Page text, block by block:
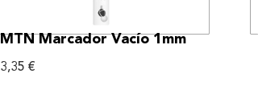
VER MÁS
MTN Marcador Vacío 1mm
3,35 €